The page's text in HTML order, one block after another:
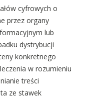
cyfrowych o
przez organy
lub
dystrybucji
konkretnego
w rozumieniu
treści
ze stawek